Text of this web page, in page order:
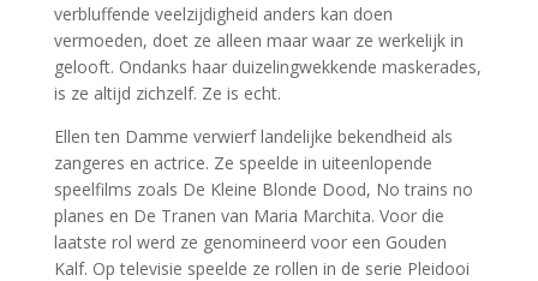
verbluffende veelzijdigheid anders kan doen
vermoeden, doet ze alleen maar waar ze werkelijk in
gelooft. Ondanks haar duizelingwekkende maskerades,
is ze altijd zichzelf. Ze is echt.
Ellen ten Damme verwierf landelijke bekendheid als
zangeres en actrice. Ze speelde in uiteenlopende
speelfilms zoals De Kleine Blonde Dood, No trains no
planes en De Tranen van Maria Marchita. Voor die
laatste rol werd ze genomineerd voor een Gouden
Kalf. Op televisie speelde ze rollen in de serie Pleidooi